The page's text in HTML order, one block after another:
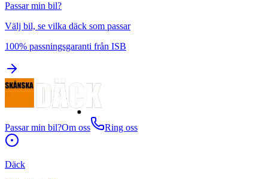
Passar min bil?
Välj bil, se vilka däck som passar
100% passningsgaranti från ISB
Passar min bil?Om oss Ring oss
Däck